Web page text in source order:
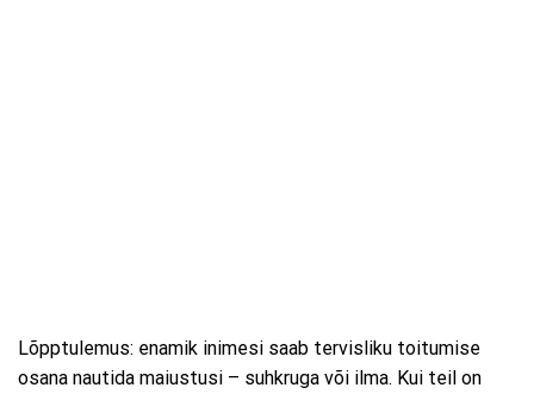
Lõpptulemus: enamik inimesi saab tervisliku toitumise
osana nautida maiustusi – suhkruga või ilma. Kui teil on